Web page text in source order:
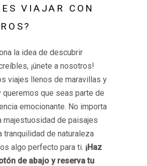
VIAJAR CON
la idea de descubrir
¡únete a nosotros!
viajes llenos de maravillas y
queremos que seas parte de
emocionante. No importa
majestuosidad de paisajes
tranquilidad de naturaleza
algo perfecto para ti. ¡Haz
de abajo y reserva tu